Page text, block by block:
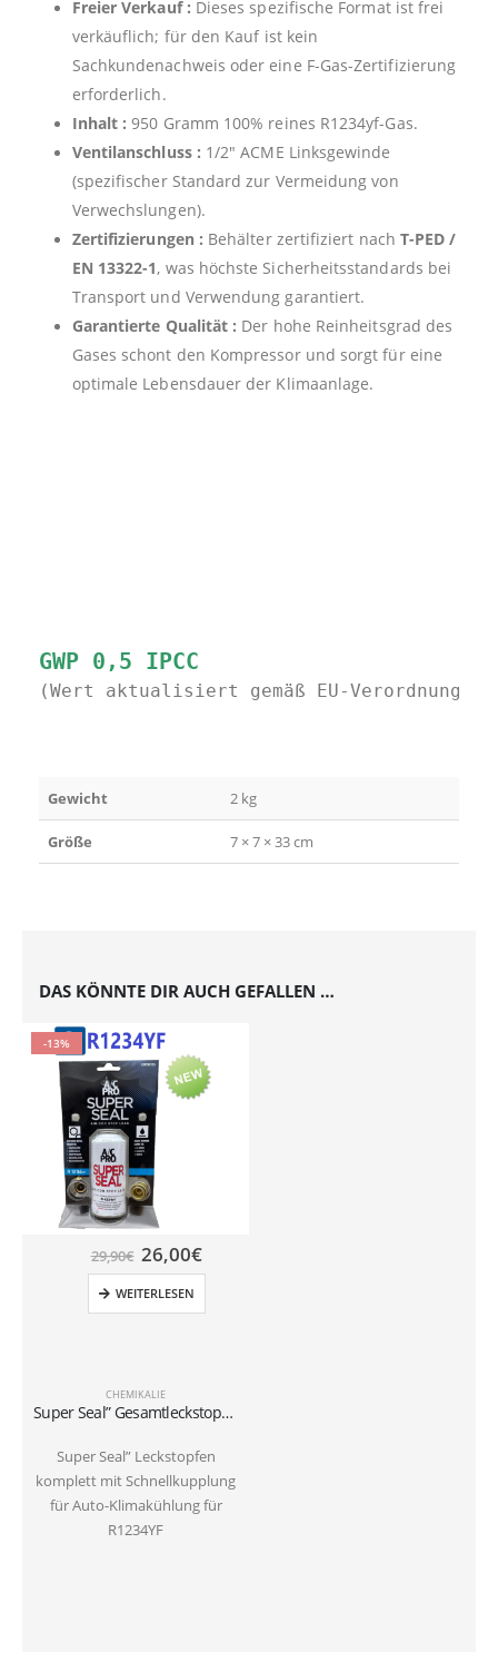
Freier Verkauf : Dieses spezifische Format ist frei
verkäuflich; für den Kauf ist kein
Sachkundenachweis oder eine F-Gas-Zertifizierung
erforderlich.
Inhalt : 950 Gramm 100% reines R1234yf-Gas.
Ventilanschluss : 1/2″ ACME Linksgewinde
(spezifischer Standard zur Vermeidung von
Verwechslungen).
Zertifizierungen : Behälter zertifiziert nach T-PED /
EN 13322-1, was höchste Sicherheitsstandards bei
Transport und Verwendung garantiert.
Garantierte Qualität : Der hohe Reinheitsgrad des
Gases schont den Kompressor und sorgt für eine
optimale Lebensdauer der Klimaanlage.
(Wert aktualisiert gemäß EU-Verordnung
Gewicht 2 kg
Größe 7 × 7 × 33 cm
DAS KÖNNTE DIR AUCH GEFALLEN …
-13%
CHEMIKALIE
Super Seal” Gesamtleckstopfen komplett mit Schnellkupplung für Kältemittel Car R1234YF
Super Seal” Leckstopfen
komplett mit Schnellkupplung
für Auto-Klimakühlung für
R1234YF
29,90€ 26,00€
WEITERLESEN